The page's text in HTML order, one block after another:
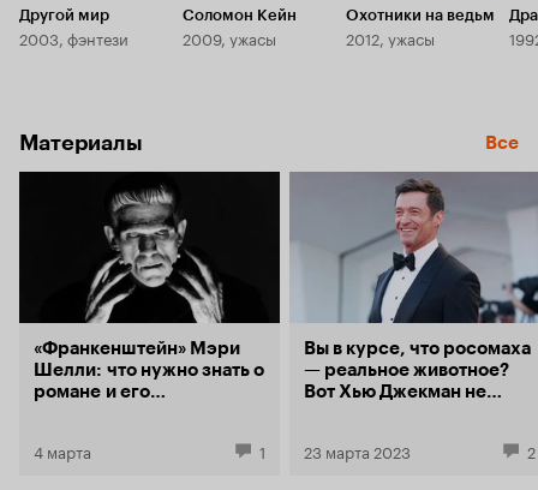
этого фильма. Ещё меня
Дракулы,
этого
последнюю
Уже не
'Ван
Другой мир
2003, фэнтези
Соломон Кейн
2009, ужасы
Охотники на ведьм
2012, ужасы
Материалы Все
«Франкенштейн» Мэри
Шелли: что нужно знать о
романе и его
4 марта 1
Вы в курсе, что росомаха
— реальное животное?
Вот Хью Джекман не
ответственно!
23 марта 2023 2